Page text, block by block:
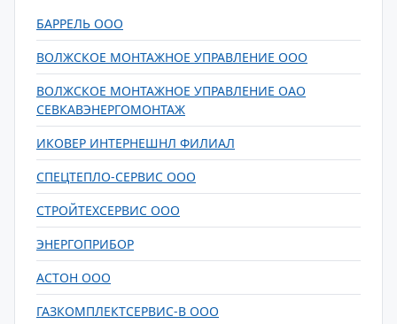
БАРРЕЛЬ ООО
ВОЛЖСКОЕ МОНТАЖНОЕ УПРАВЛЕНИЕ ООО
ВОЛЖСКОЕ МОНТАЖНОЕ УПРАВЛЕНИЕ ОАО
СЕВКАВЭНЕРГОМОНТАЖ
ИКОВЕР ИНТЕРНЕШНЛ ФИЛИАЛ
СПЕЦТЕПЛО-СЕРВИС ООО
СТРОЙТЕХСЕРВИС ООО
ЭНЕРГОПРИБОР
АСТОН ООО
ГАЗКОМПЛЕКТСЕРВИС-В ООО